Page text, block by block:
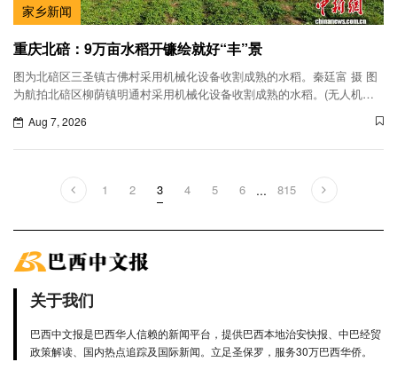
家乡新闻
重庆北碚：9万亩水稻开镰绘就好“丰”景
图为北碚区三圣镇古佛村采用机械化设备收割成熟的水稻。秦廷富 摄 图
为航拍北碚区柳荫镇明通村采用机械化设备收割成熟的水稻。(无人机照
Aug 7, 2026
1 2 3 4 5 6 ... 815
关于我们
巴西中文报是巴西华人信赖的新闻平台，提供巴西本地治安快报、中巴经贸
政策解读、国内热点追踪及国际新闻。立足圣保罗，服务30万巴西华侨。